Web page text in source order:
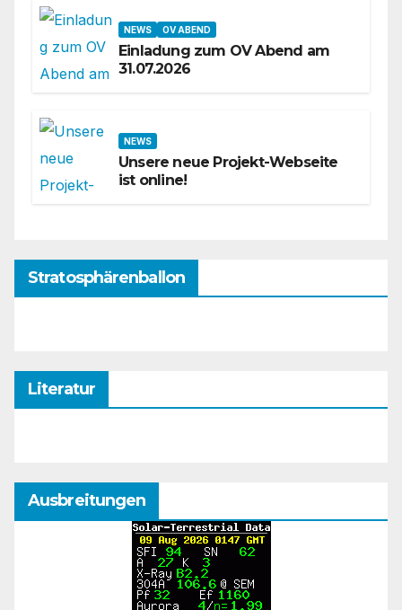
NEWS OV ABEND
Einladung zum OV Abend am
31.07.2026
NEWS
Unsere neue Projekt-Webseite
ist online!
Stratosphärenballon
Literatur
Ausbreitungen